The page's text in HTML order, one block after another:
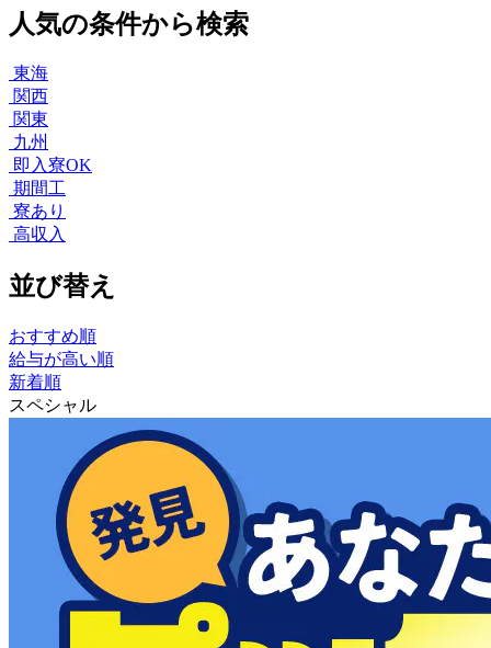
人気の条件から検索
東海
関西
関東
九州
即入寮OK
期間工
寮あり
高収入
並び替え
おすすめ順
給与が高い順
新着順
スペシャル